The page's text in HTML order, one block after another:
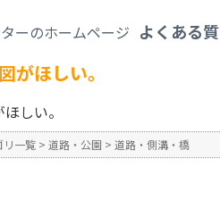
よくある
がほしい。
しい。
リ一覧 > 道路・公園 > 道路・側溝・橋